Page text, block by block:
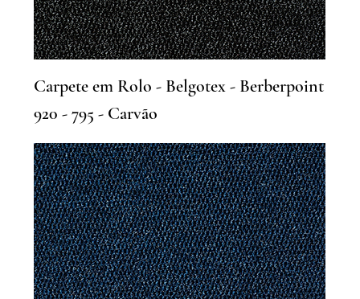
Carpete em Rolo - Belgotex - Berberpoint
920 - 795 - Carvão